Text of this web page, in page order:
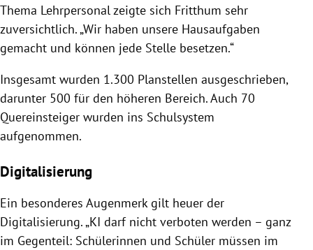
Thema Lehrpersonal zeigte sich Fritthum sehr
zuversichtlich. „Wir haben unsere Hausaufgaben
gemacht und können jede Stelle besetzen.“
Insgesamt wurden 1.300 Planstellen ausgeschrieben,
darunter 500 für den höheren Bereich. Auch 70
Quereinsteiger wurden ins Schulsystem
aufgenommen.
Digitalisierung
Ein besonderes Augenmerk gilt heuer der
Digitalisierung. „KI darf nicht verboten werden – ganz
im Gegenteil: Schülerinnen und Schüler müssen im